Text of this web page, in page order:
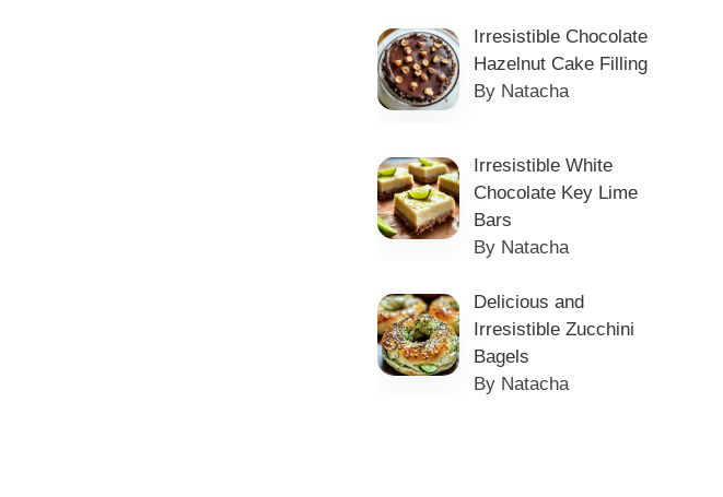
Irresistible Chocolate
Hazelnut Cake Filling
By Natacha
Irresistible White
Chocolate Key Lime
Bars
By Natacha
Delicious and
Irresistible Zucchini
Bagels
By Natacha